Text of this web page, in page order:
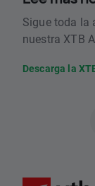
Sigue toda la
nuestra XTB
Descarga la